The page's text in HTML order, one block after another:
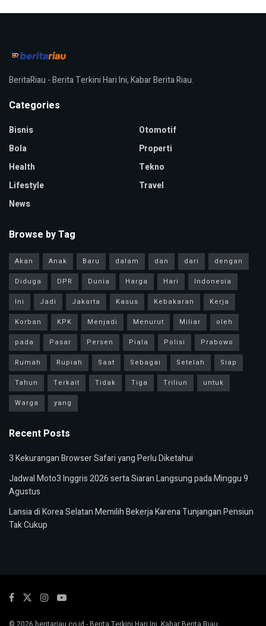
BeritaRiau - Berita Terkini Hari Ini, Kabar Berita Riau.
Categories
Bisnis
Bola
Health
Lifestyle
News
Otomotif
Properti
Tekno
Travel
Browse by Tag
Akan Anak Baru dalam dan dari
dengan
Diduga
DPR Dunia Harga Hari
Indonesia
Ini
Jadi Jakarta Kasus Kebakaran
Kerja
Korban
KPK Menjadi Menurut Miliar
oleh
pada
Pasar Persen Piala Polisi
Prabowo
Rumah
Rupiah Saat Sebagai Setelah
Siap
Tahun
Terkait Tidak Tiga Triliun
untuk
Warga
yang
Recent Posts
3 Kekurangan Browser Safari yang Perlu Diketahui
Jadwal Moto3 Inggris 2026 serta Siaran Langsung pada Minggu 9
Agustus
Lansia di Korea Selatan Memilih Bekerja Karena Tunjangan Pensiun
Tak Cukup